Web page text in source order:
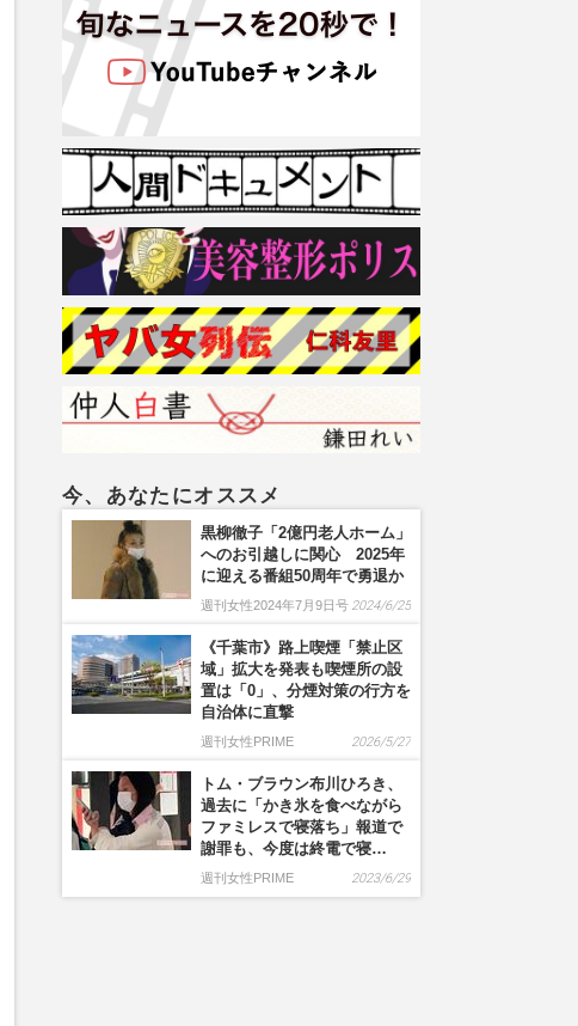
今、あなたにオススメ
黒柳徹子「2億円老人ホーム」
へのお引越しに関心 2025年
に迎える番組50周年で勇退か
週刊女性2024年7月9日号 2024/6/25
《千葉市》路上喫煙「禁止区
域」拡大を発表も喫煙所の設
置は「0」、分煙対策の行方を
自治体に直撃
週刊女性PRIME 2026/5/27
トム・ブラウン布川ひろき、
過去に「かき氷を食べながら
ファミレスで寝落ち」報道で
謝罪も、今度は終電で寝…
週刊女性PRIME 2023/6/29